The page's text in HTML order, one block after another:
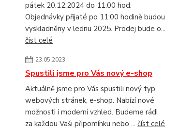
pátek 20.12.2024 do 11:00 hod.
Objednávky přijaté po 11:00 hodině budou
vyskladněny v lednu 2025. Prodej bude o...
číst celé
23.05.2023
Spustili jsme pro Vás nový e-shop
Aktuálně jsme pro Vás spustili nový typ
webových stránek, e-shop. Nabízí nové
možnosti i moderní vzhled. Budeme rádi
za každou Vaši připomínku nebo ... číst celé